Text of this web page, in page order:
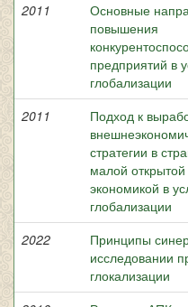
2011
Основные
повышения
предприятий в
глобализации
2011
Подход к
стратегии в
малой открытой
экономикой в
глобализации
2022
Принципы
исследовании
глокализации